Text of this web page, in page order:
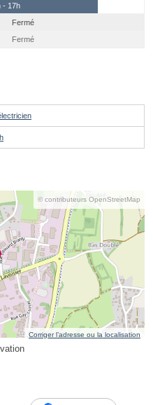
- 17h
Fermé
Fermé
© contributeurs OpenStreetMap
Corriger l’adresse ou la localisation